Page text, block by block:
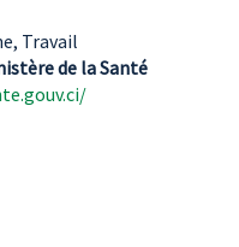
Travail
de la Santé